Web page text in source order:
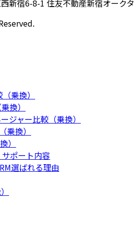
新宿6-8-1 住友不動産新宿オーク
乗換）
換）
ジャー比較（乗換）
換）
）
ポート内容
選ばれる理由